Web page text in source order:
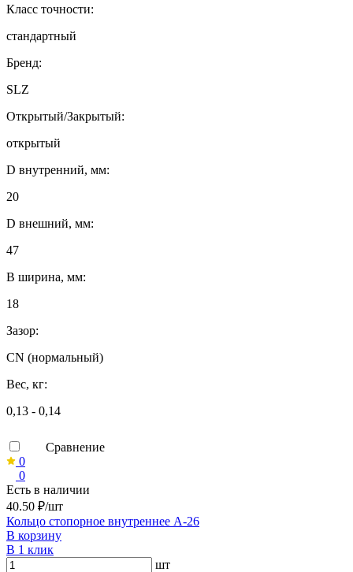
Класс точности:
стандартный
Бренд:
SLZ
Открытый/Закрытый:
открытый
D внутренний, мм:
20
D внешний, мм:
47
B ширина, мм:
18
Зазор:
CN (нормальный)
Вес, кг:
0,13 - 0,14
Сравнение
0
0
Есть в наличии
40.50 ₽/шт
Кольцо стопорное внутреннее А-26
В корзину
В 1 клик
шт